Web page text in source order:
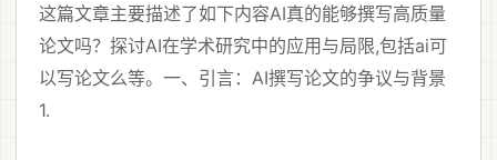
这篇文章主要描述了如下内容AI真的能够撰写高质量
论文吗？探讨AI在学术研究中的应用与局限,包括ai可
以写论文么等。一、引言：AI撰写论文的争议与背景
1.